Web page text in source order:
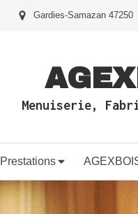
Gardies-Samazan 47250
Menuiserie,
Prestations